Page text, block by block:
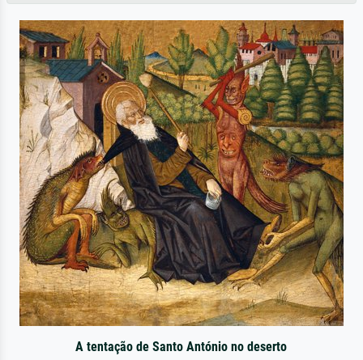
A tentação de Santo António no deserto